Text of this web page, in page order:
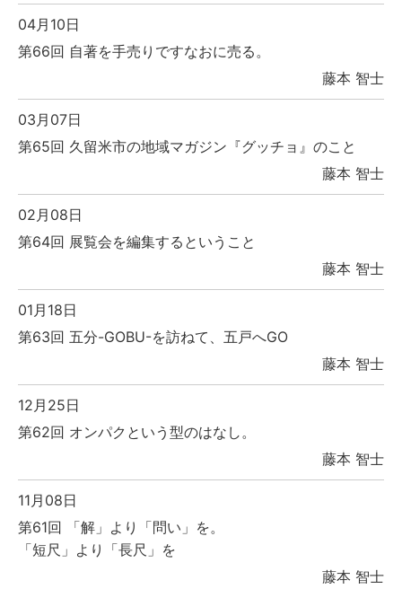
04月10日
第66回 自著を手売りですなおに売る。
藤本 智士
03月07日
第65回 久留米市の地域マガジン『グッチョ』のこと
藤本 智士
02月08日
第64回 展覧会を編集するということ
藤本 智士
01月18日
第63回 五分-GOBU-を訪ねて、五戸へGO
藤本 智士
12月25日
第62回 オンパクという型のはなし。
藤本 智士
11月08日
第61回 「解」より「問い」を。
「短尺」より「長尺」を
藤本 智士